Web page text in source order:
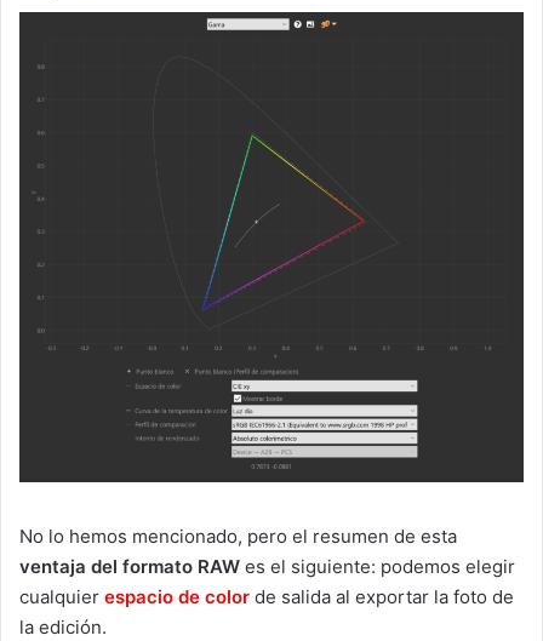
No lo hemos mencionado, pero el resumen de esta
ventaja del formato RAW es el siguiente: podemos elegir
cualquier espacio de color de salida al exportar la foto de
la edición.